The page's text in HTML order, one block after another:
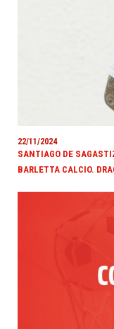
22/11/2024
SANTIAGO DE
BARLETTA CALCIO.